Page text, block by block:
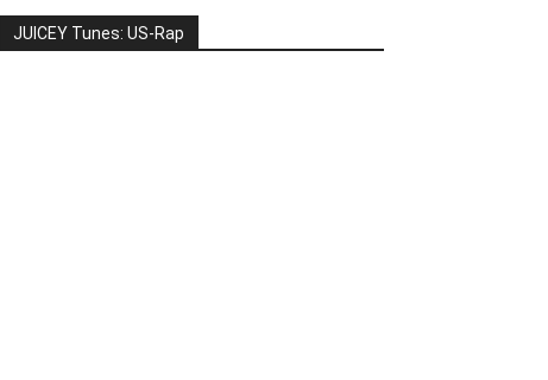
JUICEY Tunes: US-Rap